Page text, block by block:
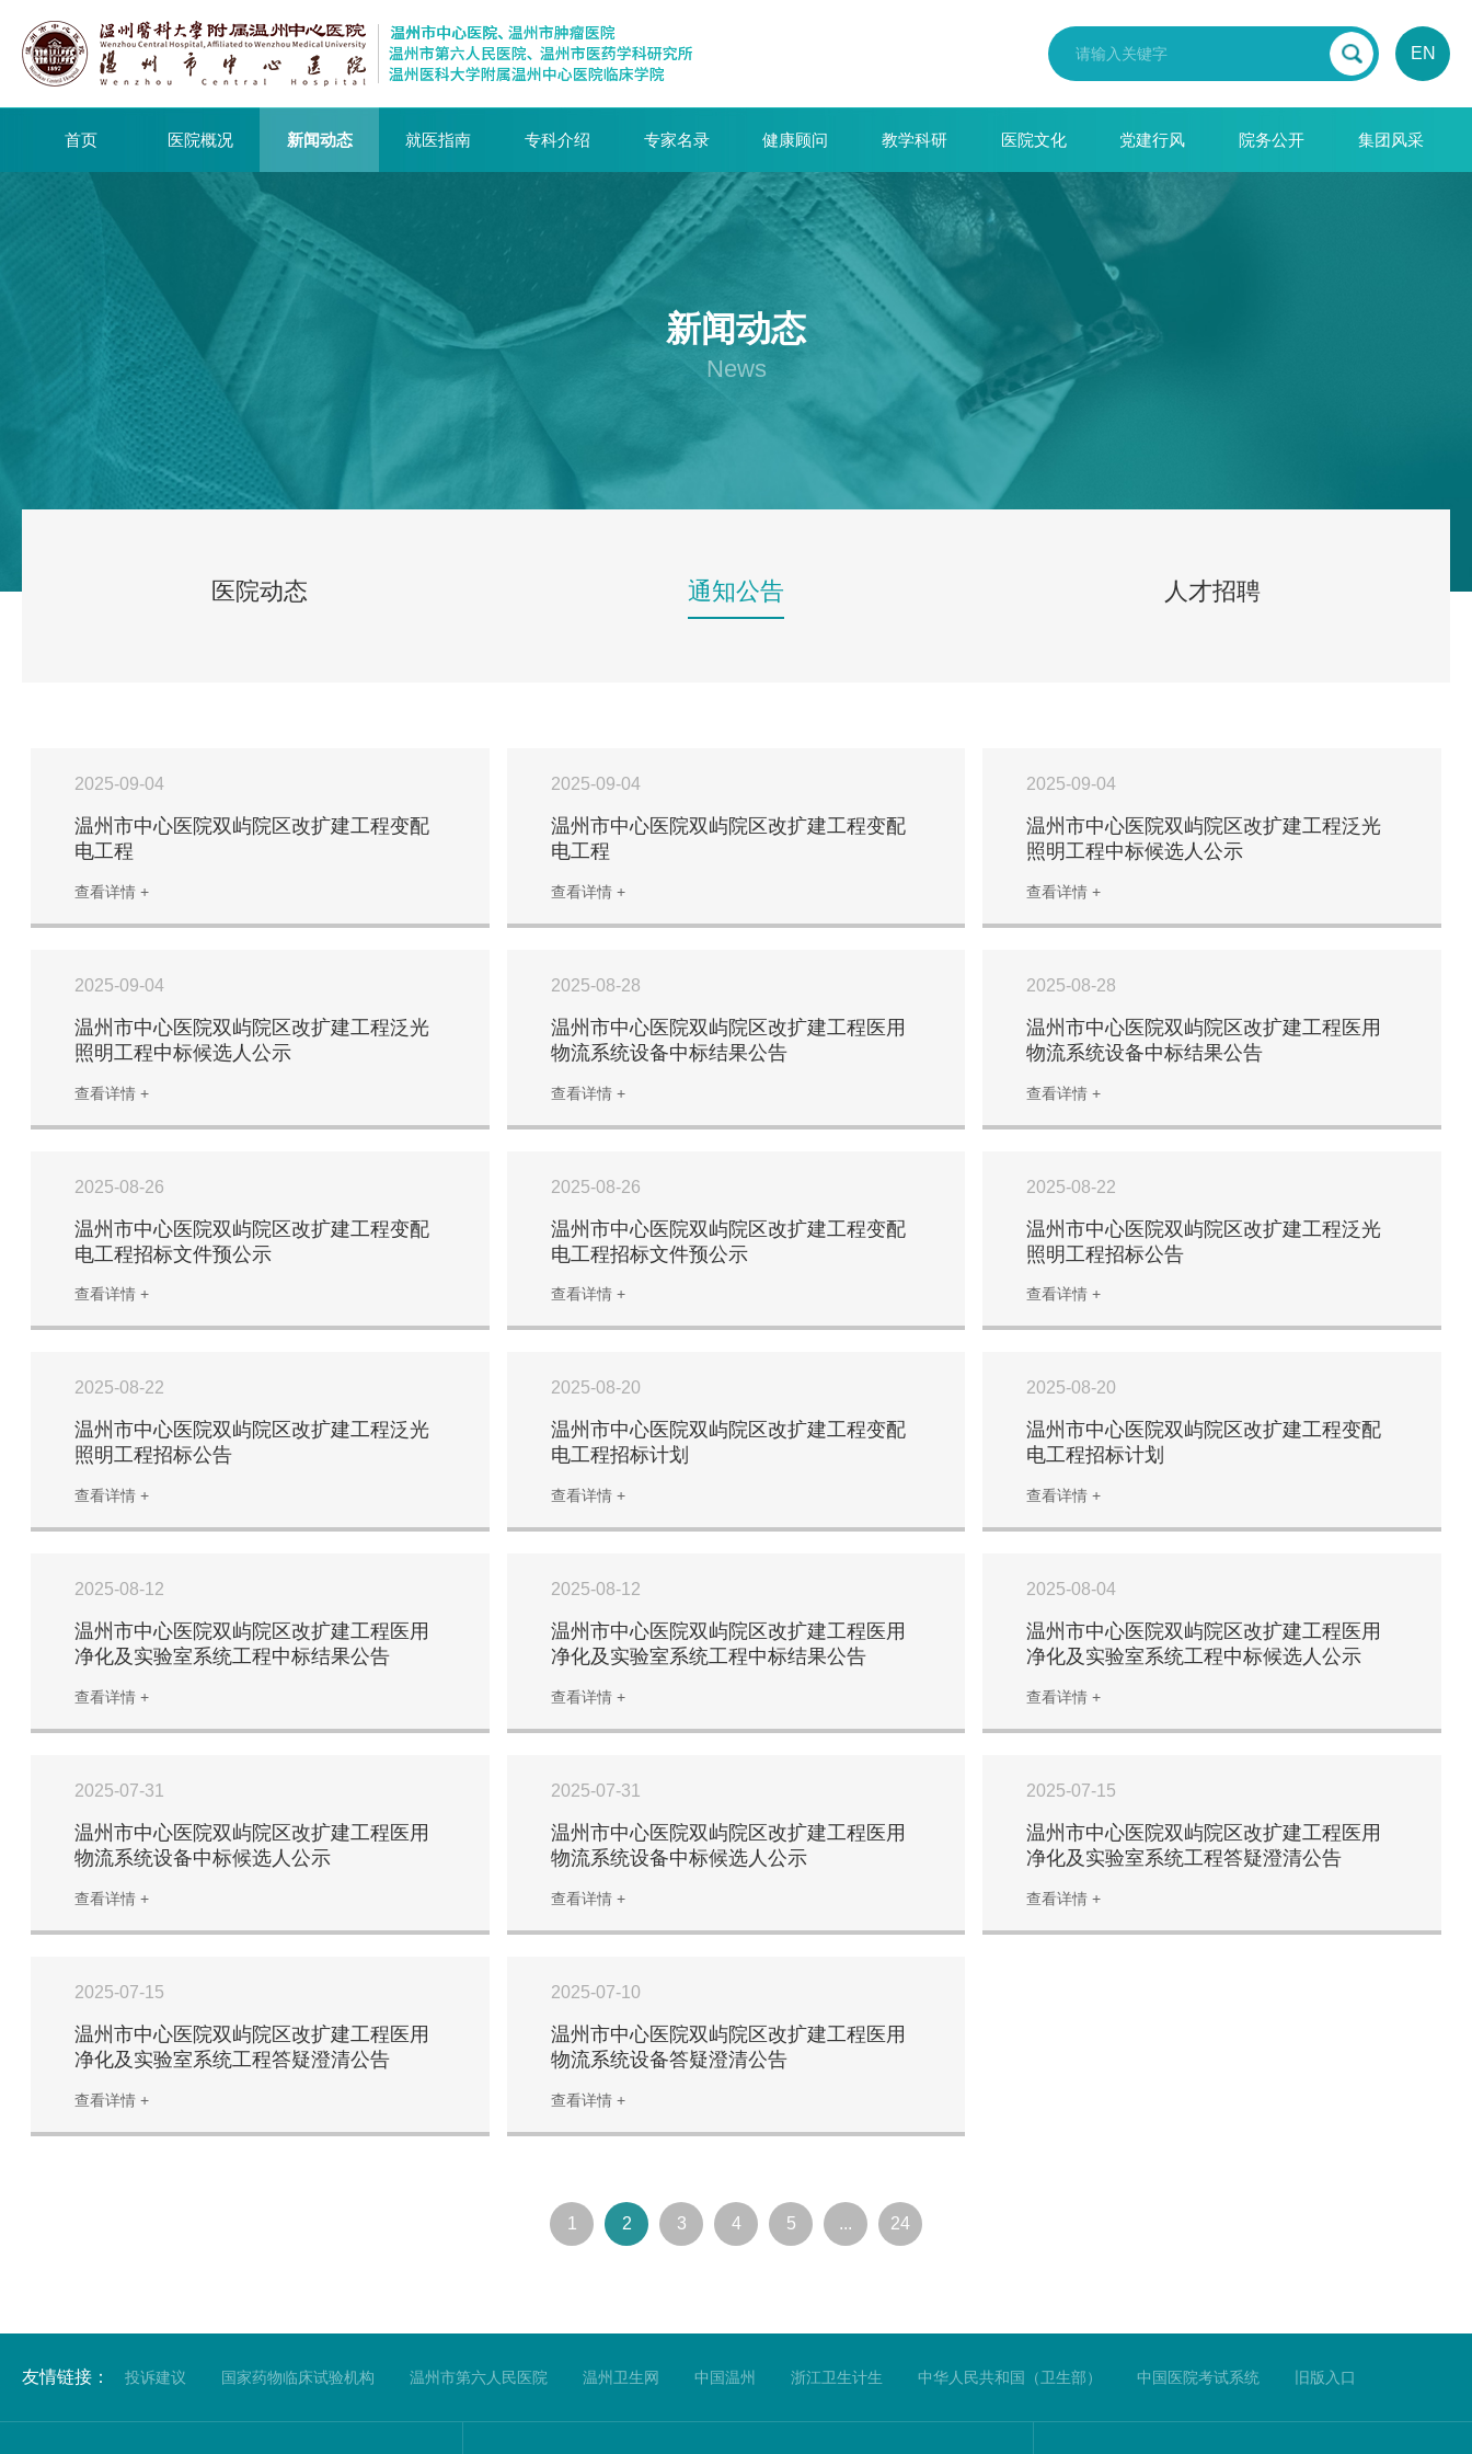
EN
首页 医院概况 新闻动态 就医指南 专科介绍 专家名录 健康顾问 教学科研 医院文化 党建行风 院务公开 集团风采
新闻动态
News
医院动态 通知公告 人才招聘
2025-09-04
温州市中心医院双屿院区改扩建工程变配
电工程
查看详情 +
2025-09-04
温州市中心医院双屿院区改扩建工程变配
电工程
查看详情 +
2025-09-04
温州市中心医院双屿院区改扩建工程泛光
照明工程中标候选人公示
查看详情 +
2025-09-04
温州市中心医院双屿院区改扩建工程泛光
照明工程中标候选人公示
查看详情 +
2025-08-28
温州市中心医院双屿院区改扩建工程医用
物流系统设备中标结果公告
查看详情 +
2025-08-28
温州市中心医院双屿院区改扩建工程医用
物流系统设备中标结果公告
查看详情 +
2025-08-26
温州市中心医院双屿院区改扩建工程变配
电工程招标文件预公示
查看详情 +
2025-08-26
温州市中心医院双屿院区改扩建工程变配
电工程招标文件预公示
查看详情 +
2025-08-22
温州市中心医院双屿院区改扩建工程泛光
照明工程招标公告​
查看详情 +
2025-08-22
温州市中心医院双屿院区改扩建工程泛光
照明工程招标公告​
查看详情 +
2025-08-20
温州市中心医院双屿院区改扩建工程变配
电工程招标计划
查看详情 +
2025-08-20
温州市中心医院双屿院区改扩建工程变配
电工程招标计划
查看详情 +
2025-08-12
温州市中心医院双屿院区改扩建工程医用
净化及实验室系统工程中标结果公告
查看详情 +
2025-08-12
温州市中心医院双屿院区改扩建工程医用
净化及实验室系统工程中标结果公告
查看详情 +
2025-08-04
温州市中心医院双屿院区改扩建工程医用
净化及实验室系统工程中标候选人公示
查看详情 +
2025-07-31
温州市中心医院双屿院区改扩建工程医用
物流系统设备中标候选人公示
查看详情 +
2025-07-31
温州市中心医院双屿院区改扩建工程医用
物流系统设备中标候选人公示
查看详情 +
2025-07-15
温州市中心医院双屿院区改扩建工程医用
净化及实验室系统工程答疑澄清公告
查看详情 +
2025-07-15
温州市中心医院双屿院区改扩建工程医用
净化及实验室系统工程答疑澄清公告
查看详情 +
2025-07-10
温州市中心医院双屿院区改扩建工程医用
物流系统设备答疑澄清公告
查看详情 +
1 2 3 4 5 ... 24
友情链接： 投诉建议 国家药物临床试验机构 温州市第六人民医院 温州卫生网 中国温州 浙江卫生计生 中华人民共和国（卫生部） 中国医院考试系统 旧版入口